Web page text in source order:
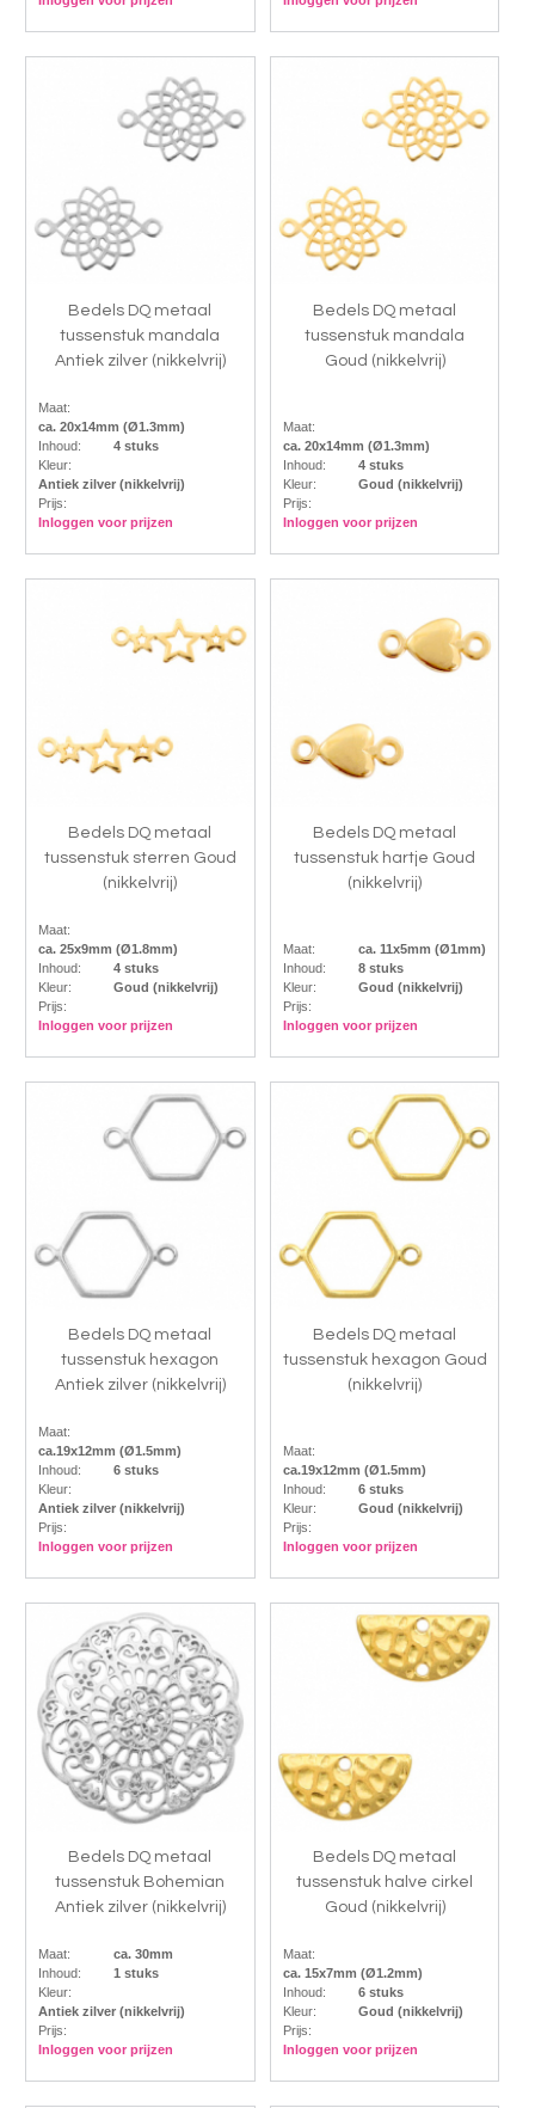
Bedels DQ metaal
tussenstuk mandala
Antiek zilver (nikkelvrij)
Maat:
ca. 20x14mm (Ø1.3mm)
Inhoud:
4 stuks
Kleur:
Antiek zilver (nikkelvrij)
Prijs:
Inloggen voor prijzen
Bedels DQ metaal
tussenstuk mandala
Goud (nikkelvrij)
Maat:
ca. 20x14mm (Ø1.3mm)
Inhoud:
4 stuks
Kleur:
Goud (nikkelvrij)
Prijs:
Inloggen voor prijzen
Bedels DQ metaal
tussenstuk sterren Goud
(nikkelvrij)
Maat:
ca. 25x9mm (Ø1.8mm)
Inhoud:
4 stuks
Kleur:
Goud (nikkelvrij)
Prijs:
Inloggen voor prijzen
Bedels DQ metaal
tussenstuk hartje Goud
(nikkelvrij)
Maat:
ca. 11x5mm (Ø1mm)
Inhoud:
8 stuks
Kleur:
Goud (nikkelvrij)
Prijs:
Inloggen voor prijzen
Bedels DQ metaal
tussenstuk hexagon
Antiek zilver (nikkelvrij)
Maat:
ca.19x12mm (Ø1.5mm)
Inhoud:
6 stuks
Kleur:
Antiek zilver (nikkelvrij)
Prijs:
Inloggen voor prijzen
Bedels DQ metaal
tussenstuk hexagon Goud
(nikkelvrij)
Maat:
ca.19x12mm (Ø1.5mm)
Inhoud:
6 stuks
Kleur:
Goud (nikkelvrij)
Prijs:
Inloggen voor prijzen
Bedels DQ metaal
tussenstuk Bohemian
Antiek zilver (nikkelvrij)
Maat:
ca. 30mm
Inhoud:
1 stuks
Kleur:
Antiek zilver (nikkelvrij)
Prijs:
Inloggen voor prijzen
Bedels DQ metaal
tussenstuk halve cirkel
Goud (nikkelvrij)
Maat:
ca. 15x7mm (Ø1.2mm)
Inhoud:
6 stuks
Kleur:
Goud (nikkelvrij)
Prijs:
Inloggen voor prijzen